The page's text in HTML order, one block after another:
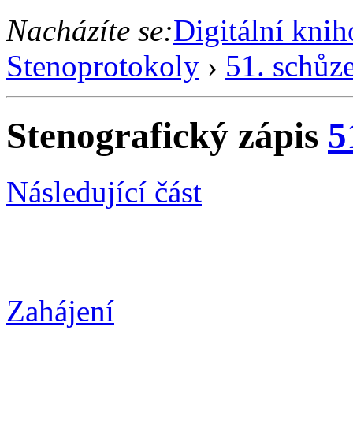
Nacházíte se:Digitální
Stenoprotokoly › 51.
Stenografický zápis
Následující část
Zahájení